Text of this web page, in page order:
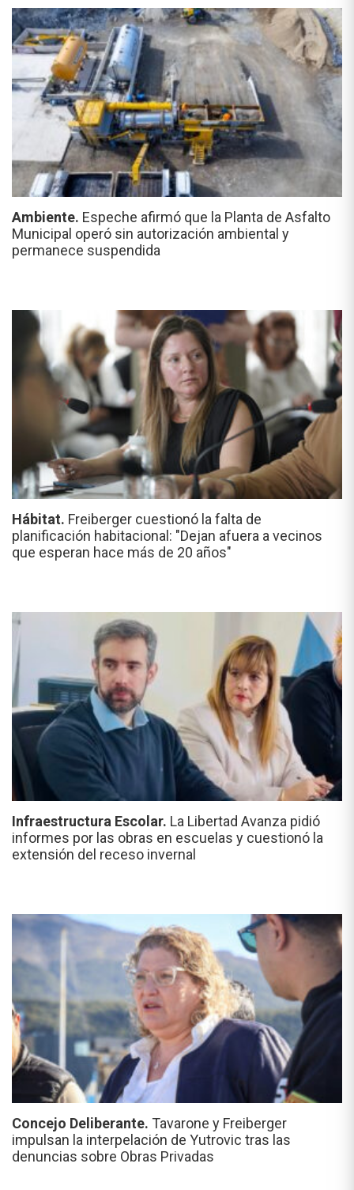
Ambiente. Espeche afirmó que la Planta de Asfalto
Municipal operó sin autorización ambiental y
permanece suspendida
Hábitat. Freiberger cuestionó la falta de
planificación habitacional: "Dejan afuera a vecinos
que esperan hace más de 20 años"
Infraestructura Escolar. La Libertad Avanza pidió
informes por las obras en escuelas y cuestionó la
extensión del receso invernal
Concejo Deliberante. Tavarone y Freiberger
impulsan la interpelación de Yutrovic tras las
denuncias sobre Obras Privadas